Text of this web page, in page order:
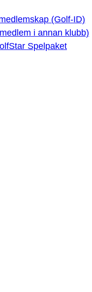
(Golf-ID)
i annan klubb)
Spelpaket